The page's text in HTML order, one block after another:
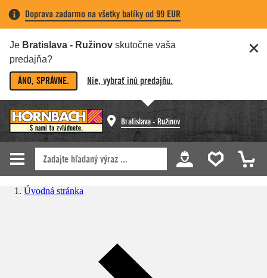
Doprava zadarmo na všetky balíky od 99 EUR
Je Bratislava - Ružinov skutočne vaša
predajňa?
ÁNO, SPRÁVNE. Nie, vybrať inú predajňu.
Bratislava - Ružinov
Úvodná stránka